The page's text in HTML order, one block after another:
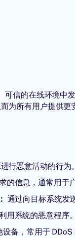
可信的在线环境中
为所有用户提供更
行恶意活动的行为
的信息，通常用于
： 通过向目标系统发
用系统的恶意程序。
备，常用于 DDoS